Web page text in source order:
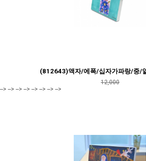
(812643)액자/에폭/십자가파랑/중/
12,000
--> --> --> --> --> --> --> -->